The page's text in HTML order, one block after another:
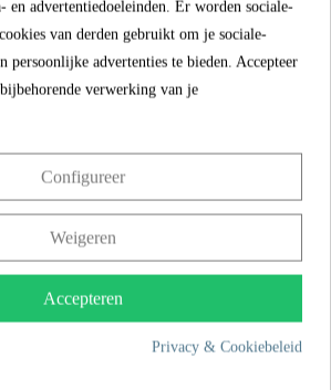
en advertentiedoeleinden. Er worden sociale-
van derden gebruikt om je sociale-
persoonlijke advertenties te bieden. Accepteer
verwerking van je
Configureer
Weigeren
Accepteren
Privacy & Cookiebeleid